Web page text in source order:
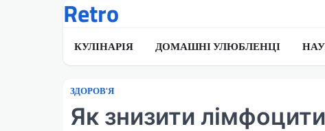
Retro
КУЛІНАРІЯ ДОМАШНІ УЛЮБЛЕНЦІ
ЗДОРОВ'Я
Як знизити